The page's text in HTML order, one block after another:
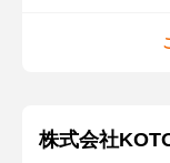
株式会社